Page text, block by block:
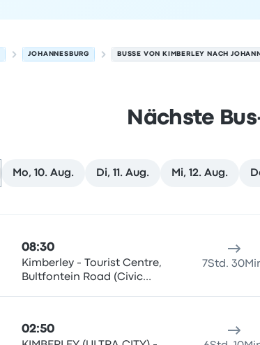
JOHANNESBURG BUSSE VON KIMBERLEY NACH
Nächste
Mo, 10. Aug. Di, 11. Aug. Mi, 12. Aug.
08:30
Kimberley - Tourist Centre,
Bultfontein Road (Civic
7Std.
02:50